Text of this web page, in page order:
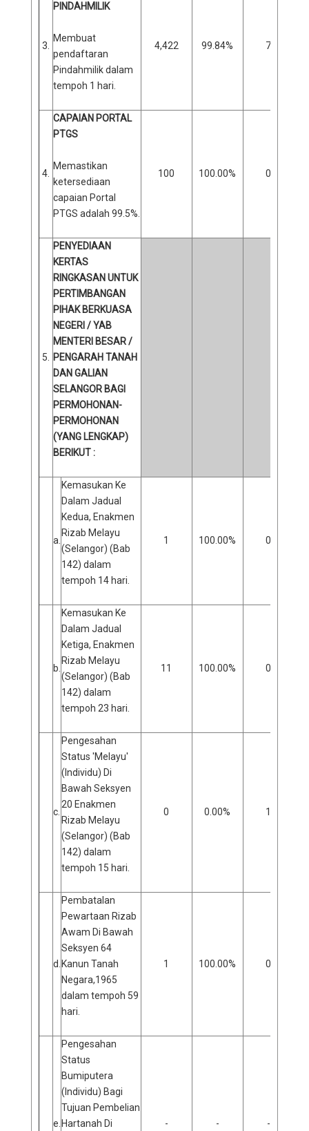
3.
PINDAHMILIK
Membuat
pendaftaran
Pindahmilik dalam
tempoh 1 hari.
4,422 99.84% 7
4.
CAPAIAN PORTAL
PTGS
Memastikan
ketersediaan
capaian Portal
PTGS adalah 99.5%.
100 100.00% 0
5.
PENYEDIAAN
KERTAS
RINGKASAN UNTUK
PERTIMBANGAN
PIHAK BERKUASA
NEGERI / YAB
MENTERI BESAR /
PENGARAH TANAH
DAN GALIAN
SELANGOR BAGI
PERMOHONAN-
PERMOHONAN
(YANG LENGKAP)
BERIKUT :
a.
Kemasukan Ke
Dalam Jadual
Kedua, Enakmen
Rizab Melayu
(Selangor) (Bab
142) dalam
tempoh 14 hari.
1 100.00% 0
b.
Kemasukan Ke
Dalam Jadual
Ketiga, Enakmen
Rizab Melayu
(Selangor) (Bab
142) dalam
tempoh 23 hari.
11 100.00% 0
c.
Pengesahan
Status 'Melayu'
(Individu) Di
Bawah Seksyen
20 Enakmen
Rizab Melayu
(Selangor) (Bab
142) dalam
tempoh 15 hari.
0 0.00% 1
d.
Pembatalan
Pewartaan Rizab
Awam Di Bawah
Seksyen 64
Kanun Tanah
Negara,1965
dalam tempoh 59
hari.
1 100.00% 0
e.
Pengesahan
Status
Bumiputera
(Individu) Bagi
Tujuan Pembelian
Hartanah Di
- - -